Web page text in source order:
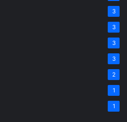
3
3
3
3
2
1
1